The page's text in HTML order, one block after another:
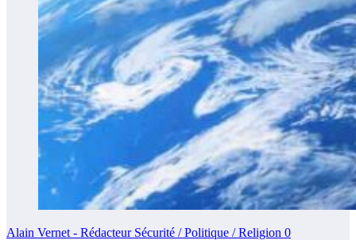
Alain Vernet - Rédacteur Sécurité / Politique / Religion 0